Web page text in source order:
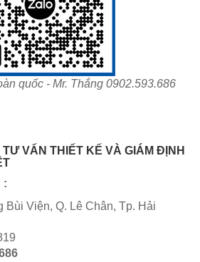
quốc - Mr. Thắng 0902.593.686
VẤN THIẾT KẾ VÀ GIÁM ĐỊNH
:
Viện, Q. Lê Chân, Tp. Hải